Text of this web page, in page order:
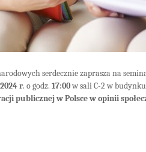
serdecznie zaprasza na
r. o godz. 17:00w sali C-2 w
publicznej w Polsce w opinii